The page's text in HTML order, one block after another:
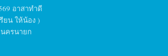
อาสาทำดี
ยน ให้น้อง )
ครนายก